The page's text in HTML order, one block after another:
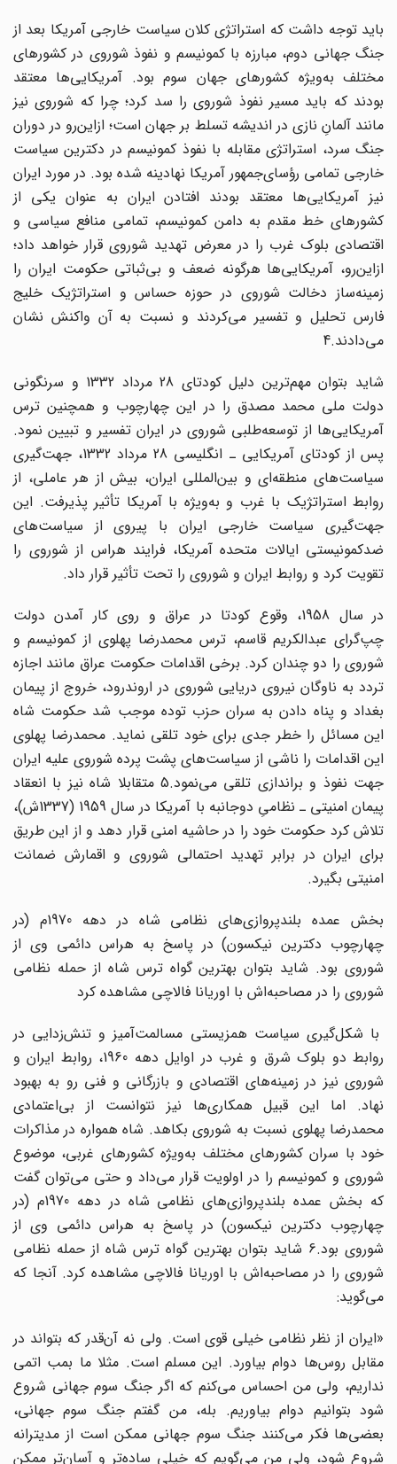
باید توجه داشت که استراتژی کلان سیاست خارجی آمریکا بعد از
جنگ جهانی دوم، مبارزه با کمونیسم و نفوذ شوروی در کشورهای
مختلف به‌ویژه کشورهای جهان سوم بود. آمریکایی‌ها معتقد
بودند که باید مسیر نفوذ شوروی را سد کرد؛ چرا که شوروی نیز
مانند آلمانِ نازی در اندیشه تسلط بر جهان است؛ ازاین‌رو در دوران
جنگ سرد، استراتژی مقابله با نفوذ کمونیسم در دکترین سیاست
خارجی تمامی رؤسای‌جمهور آمریکا نهادینه شده بود. در مورد ایران
نیز آمریکایی‌ها معتقد بودند افتادن ایران به عنوان یکی از
کشورهای خط مقدم به دامن کمونیسم، تمامی منافع سیاسی و
اقتصادی بلوک غرب را در معرض تهدید شوروی قرار خواهد داد؛
ازاین‌رو، آمریکایی‌ها هرگونه ضعف و بی‌ثباتی حکومت ایران را
زمینه‌ساز دخالت شوروی در حوزه حساس و استراتژیک خلیج
‌فارس تحلیل و تفسیر می‌کردند و نسبت به آن واکنش نشان
می‌دادند.4
شاید بتوان مهم‌ترین دلیل کودتای 28 مرداد 1332 و سرنگونی
دولت ملی محمد مصدق را در این چهارچوب و همچنین ترس
آمریکایی‌ها از توسعه‌طلبی شوروی در ایران تفسیر و تبیین نمود.
پس از کودتای آمریکایی ـ انگلیسی 28 مرداد 1332، جهت‌گیری
سیاست‌های منطقه‌ای و بین‌المللی ایران، بیش از هر عاملی، از
روابط استراتژیک با غرب و به‌ویژه با آمریکا تأثیر ‌پذیرفت. این
جهت‌گیری سیاست خارجی ایران با پیروی از سیاست‌های
ضدکمونیستی ایالات متحده آمریکا، فرایند هراس از شوروی را
تقویت کرد و روابط ایران و شوروی را تحت تأثیر قرار داد.
در سال 1958، وقوع کودتا در عراق و روی کار آمدن دولت
چپ‌گرای عبدالکریم قاسم، ترس محمدرضا پهلوی از کمونیسم و
شوروی را دو چندان کرد. برخی اقدامات حکومت عراق مانند اجازه‌‌
تردد به ناوگان نیروی دریایی شوروی در اروندرود، خروج از پیمان
بغداد و پناه دادن به سران حزب توده موجب شد حکومت شاه
این مسائل را خطر جدی برای خود تلقی نماید. محمدرضا پهلوی
این اقدامات را ناشی از سیاست‌های پشت پرده شوروی علیه ایران
جهت نفوذ و براندازی تلقی می‌نمود.‌5 متقابلا شاه نیز با انعقاد
پیمان امنیتی ـ نظامیِ دوجانبه با آمریکا در سال 1959 (1337ش)،
تلاش کرد حکومت خود را در حاشیه امنی قرار دهد و از این طریق
برای ایران در برابر تهدید احتمالی شوروی و اقمارش ضمانت
امنیتی بگیرد.
بخش عمده بلندپروازی‌های نظامی شاه در دهه 1970م (در
چهارچوب دکترین نیکسون) در پاسخ به هراس دائمی وی از
شوروی بود. شاید بتوان بهترین گواه ترس شاه از حمله نظامی
شوروی را در مصاحبه‌اش با اوریانا فالاچی مشاهده کرد
با شکل‌گیری سیاست همزیستی مسالمت‌آمیز و تنش‌زدایی در
روابط دو بلوک شرق و غرب در اوایل دهه 1960، روابط ایران و
شوروی نیز در زمینه‌های اقتصادی و بازرگانی و فنی رو به بهبود
نهاد. اما این قبیل همکاری‌ها نیز نتوانست از بی‌اعتمادی
محمدرضا پهلوی نسبت به شوروی بکاهد. شاه همواره در مذاکرات
خود با سران کشورهای مختلف به‌ویژه کشورهای غربی، موضوع
شوروی و کمونیسم را در اولویت قرار می‌داد و حتی می‌توان گفت
که بخش عمده بلندپروازی‌های نظامی شاه در دهه 1970م (در
چهارچوب دکترین نیکسون) در پاسخ به هراس دائمی وی از
شوروی بود.6 شاید بتوان بهترین گواه ترس شاه از حمله نظامی
شوروی را در مصاحبه‌اش با اوریانا فالاچی مشاهده کرد. آنجا که
می‌گوید:
«ایران از نظر نظامی خیلی قوی است. ولی نه آن‌قدر که بتواند در
مقابل روس‌ها دوام بیاورد. این مسلم است. مثلا ما بمب اتمی
نداریم، ولی من احساس می‌کنم که اگر جنگ سوم جهانی شروع
شود بتوانیم دوام بیاوریم. بله، من گفتم جنگ سوم جهانی،
بعضی‌ها فکر می‌کنند جنگ سوم جهانی ممکن است از مدیترانه
شروع شود، ولی من می‌گویم که خیلی ساده‌تر و آسان‌تر ممکن